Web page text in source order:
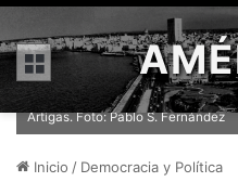
Menú
Lacalle Pou-Argimón, la
Artigas. Foto: Pablo S. Fernández
Inicio / Democracia y Política